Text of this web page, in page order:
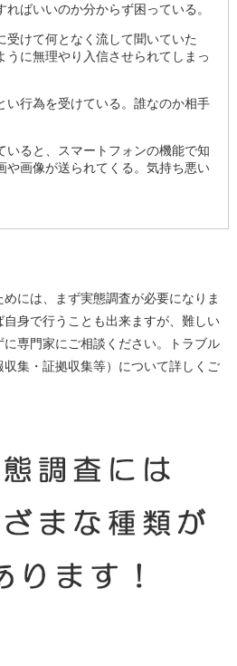
ればいいのか分からず困っている。
受けて何となく流して聞いていた
うに無理やり入信させられてしまっ
い行為を受けている。誰なのか相手
いると、スマートフォンの機能で知
や画像が送られてくる。気持ち悪い
には、まず実態調査が必要になりま
身で行うことも出来ますが、難しい
専門家にご相談ください。トラブル
集・証拠収集等）について詳しくご